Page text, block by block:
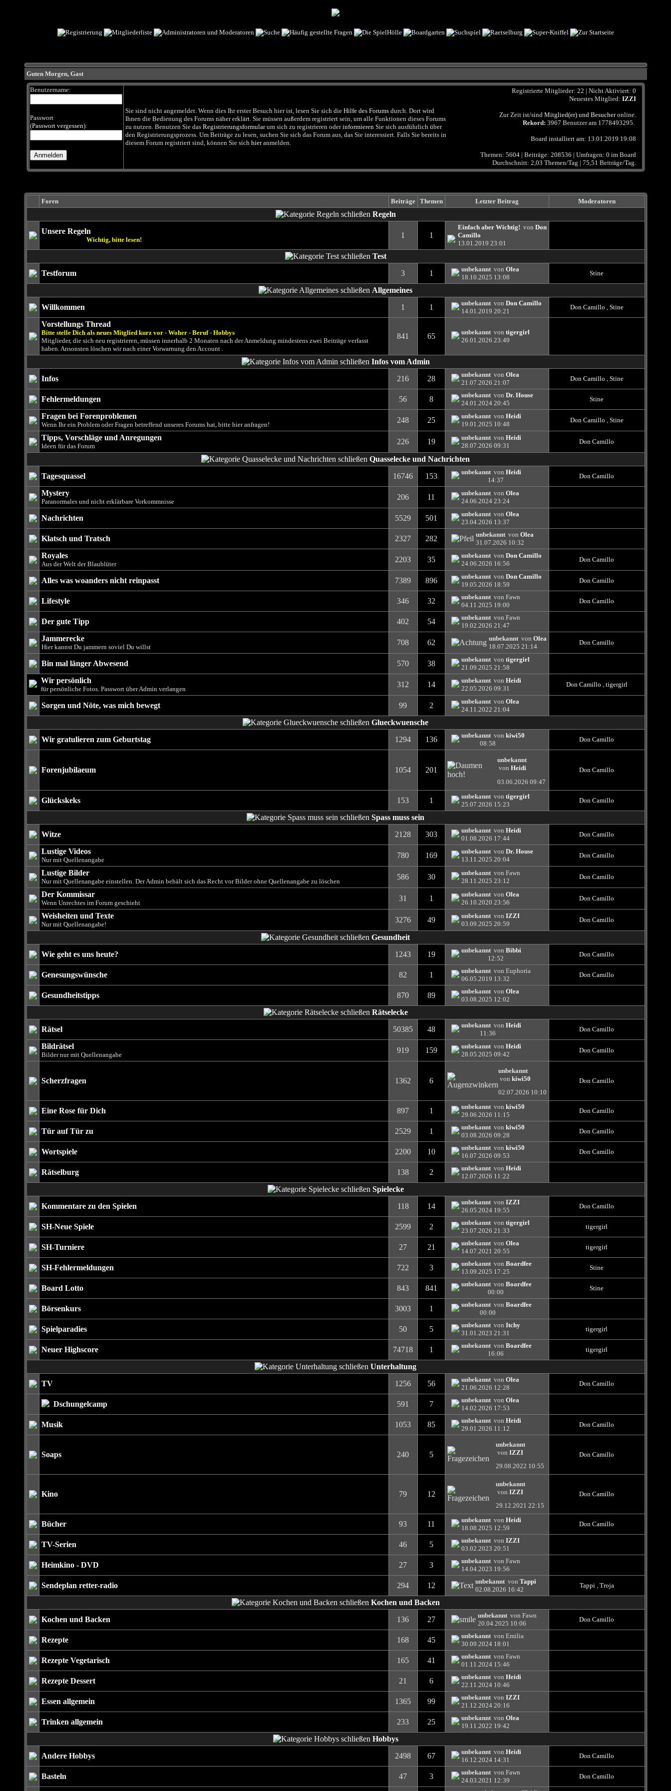
Guten Morgen, Gast
Benutzername:
Passwort
(Passwort vergessen):
Sie sind nicht angemeldet. Wenn dies Ihr erster Besuch hier ist, lesen Sie sich die Hilfe des Forumsdurch. Dort wird
Ihnen die Bedienung des Forums näher erklärt. Sie müssen außerdem registriert sein, um alle Funktionen dieses Forums
zu nutzen. Benutzen Sie das Registrierungsformularum sich zu registrieren oderinformierenSie sich ausführlich über
den Registrierungsprozess. Um Beiträge zu lesen, suchen Sie sich das Forum aus, das Sie interessiert. Falls Sie bereits in
diesem Forum registriert sind, können Sie sich hieranmelden.
Registrierte Mitglieder: 22 | Nicht Aktiviert: 0
Neuestes Mitglied: IZZI
Zur Zeit ist/sind Mitglied(er) und Besucheronline.
Rekord: 3967 Benutzer am 1778493295.
Board installiert am: 13.01.2019 19:08
Themen: 5604 | Beiträge: 208536 | Umfragen: 0 im Board
Durchschnitt: 2,03 Themen/Tag | 75,51 Beiträge/Tag.
Foren Beiträge Themen Letzter Beitrag Moderatoren
Regeln
Unsere Regeln
Wichtig, bitte lesen!
1 1
Einfach aber Wichtig! von Don
Camillo
13.01.2019 23:01
Test
Testforum
3 1 unbekanntvon Olea
18.10.2025 13:08
Stine
Allgemeines
Willkommen
1 1 unbekanntvon Don Camillo
14.01.2019 20:21
Don Camillo , Stine
Vorstellungs Thread
Bitte stelle Dich als neues Mitglied kurz vor - Woher - Beruf - Hobbys
Mitglieder, die sich neu registrieren, müssen innerhalb 2 Monaten nach der Anmeldung mindestens zwei Beiträge verfasst
haben. Ansonsten löschen wir nach einer Vorwarnung den Account .
841 65 unbekanntvon tigergirl
26.01.2026 23:49
Infos vom Admin
Infos
216 28 unbekanntvon Olea
21.07.2026 21:07
Don Camillo , Stine
Fehlermeldungen 56 8 unbekanntvon Dr. House
24.01.2024 20:45
Stine
Fragen bei Forenproblemen
Wenn Ihr ein Problem oder Fragen betreffend unseres Forums hat, bitte hier anfragen!
248 25 unbekanntvon Heidi
19.01.2025 10:48
Don Camillo , Stine
Tipps, Vorschläge und Anregungen
Ideen für das Forum
226 19 unbekanntvon Heidi
28.07.2026 09:31
Don Camillo
Quasselecke und Nachrichten
Tagesquassel
16746 153 unbekanntvon Heidi
14:37
Don Camillo
Mystery
Paranormales und nicht erklärbare Vorkommnisse
206 11 unbekanntvon Olea
24.06.2024 23:24
Nachrichten 5529 501 unbekanntvon Olea
23.04.2026 13:37
Klatsch und Tratsch 2327 282 unbekanntvon Olea
31.07.2026 10:32
Royales
Aus der Welt der Blaublüter
2203 35 unbekanntvon Don Camillo
24.06.2026 16:56
Don Camillo
Alles was woanders nicht reinpasst 7389 896 unbekanntvon Don Camillo
19.05.2026 18:59
Don Camillo
Lifestyle 346 32 unbekanntvon Fawn
04.11.2025 19:00
Don Camillo
Der gute Tipp 402 54 unbekanntvon Fawn
19.02.2026 21:47
Jammerecke
Hier kannst Du jammern soviel Du willst
708 62 unbekanntvon Olea
18.07.2025 21:14
Don Camillo
Bin mal länger Abwesend 570 38 unbekanntvon tigergirl
21.09.2025 21:58
Wir persönlich
für persönliche Fotos. Passwort über Admin verlangen
312 14 unbekanntvon Heidi
22.05.2026 09:31
Don Camillo , tigergirl
Sorgen und Nöte, was mich bewegt 99 2 unbekanntvon Olea
24.11.2022 21:04
Glueckwuensche
Wir gratulieren zum Geburtstag
1294 136 unbekanntvon kiwi50
08:58
Don Camillo
Forenjubilaeum 1054 201
unbekannt
von Heidi
03.06.2026 09:47
Don Camillo
Glückskeks 153 1 unbekanntvon tigergirl
25.07.2026 15:23
Don Camillo
Spass muss sein
Witze
2128 303 unbekanntvon Heidi
01.08.2026 17:44
Don Camillo
Lustige Videos
Nur mit Quellenangabe
780 169 unbekanntvon Dr. House
13.11.2025 20:04
Don Camillo
Lustige Bilder
Nur mit Quellenangabe einstellen. Der Admin behält sich das Recht vor Bilder ohne Quellenangabe zu löschen
586 30 unbekanntvon Fawn
28.11.2025 23:12
Don Camillo
Der Kommissar
Wenn Unrechtes im Forum geschieht
31 1 unbekanntvon Olea
26.10.2020 23:56
Don Camillo
Weisheiten und Texte
Nur mit Quellenangabe!
3276 49 unbekanntvon IZZI
03.09.2025 20:59
Don Camillo
Gesundheit
Wie geht es uns heute?
1243 19 unbekanntvon Bibbi
12:52
Don Camillo
Genesungswünsche 82 1 unbekanntvon Euphoria
06.05.2019 13:32
Don Camillo
Gesundheitstipps 870 89 unbekanntvon Olea
03.08.2025 12:02
Rätselecke
Rätsel
50385 48 unbekanntvon Heidi
11:36
Don Camillo
Bildrätsel
Bilder nur mit Quellenangabe
919 159 unbekanntvon Heidi
28.05.2025 09:42
Don Camillo
Scherzfragen 1362 6
unbekannt
von kiwi50
02.07.2026 10:10
Don Camillo
Eine Rose für Dich 897 1 unbekanntvon kiwi50
29.06.2026 11:15
Don Camillo
Tür auf Tür zu 2529 1 unbekanntvon kiwi50
03.08.2026 09:28
Don Camillo
Wortspiele 2200 10 unbekanntvon kiwi50
16.07.2026 09:53
Don Camillo
Rätselburg 138 2 unbekanntvon Heidi
12.07.2026 11:22
Spielecke
Kommentare zu den Spielen
118 14 unbekanntvon IZZI
26.05.2024 19:55
Don Camillo
SH-Neue Spiele 2599 2 unbekanntvon tigergirl
23.07.2026 21:33
tigergirl
SH-Turniere 27 21 unbekanntvon Olea
14.07.2021 20:55
tigergirl
SH-Fehlermeldungen 722 3 unbekanntvon Boardfee
13.09.2025 17:25
Stine
Board Lotto 843 841 unbekanntvon Boardfee
00:00
Stine
Börsenkurs 3003 1 unbekanntvon Boardfee
00:00
Spielparadies 50 5 unbekanntvon Itchy
31.01.2023 21:31
tigergirl
Neuer Highscore 74718 1 unbekanntvon Boardfee
16:06
tigergirl
Unterhaltung
TV
1256 56 unbekanntvon Olea
21.06.2026 12:28
Don Camillo
Dschungelcamp 591 7 unbekanntvon Olea
14.02.2026 17:53
Musik 1053 85 unbekanntvon Heidi
29.01.2026 11:12
Don Camillo
Soaps 240 5
unbekannt
von IZZI
29.08.2022 10:55
Don Camillo
Kino 79 12
unbekannt
von IZZI
29.12.2021 22:15
Don Camillo
Bücher 93 11 unbekanntvon Heidi
18.08.2025 12:59
Don Camillo
TV-Serien 46 5 unbekanntvon IZZI
03.02.2023 20:51
Heimkino - DVD 27 3 unbekanntvon Fawn
14.04.2023 19:56
Sendeplan retter-radio 294 12 unbekanntvon Tappi
02.08.2026 16:42
Tappi, Troja
Kochen und Backen
Kochen und Backen
136 27 unbekanntvon Fawn
20.04.2025 10:06
Don Camillo
Rezepte 168 45 unbekanntvon Emilia
30.09.2024 18:01
Rezepte Vegetarisch 165 41 unbekanntvon Fawn
01.11.2024 15:46
Rezepte Dessert 21 6 unbekanntvon Heidi
22.11.2024 10:46
Essen allgemein 1365 99 unbekanntvon IZZI
21.12.2024 20:16
Trinken allgemein 233 25 unbekanntvon Olea
19.11.2022 19:42
Hobbys
Andere Hobbys
2498 67 unbekanntvon Heidi
16.12.2024 14:31
Don Camillo
Basteln 47 3 unbekanntvon Fawn
24.03.2021 12:39
Don Camillo